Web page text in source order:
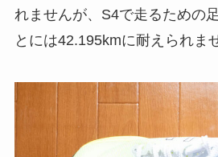
れませんが、S4で走るための
とには42.195kmに耐えられま